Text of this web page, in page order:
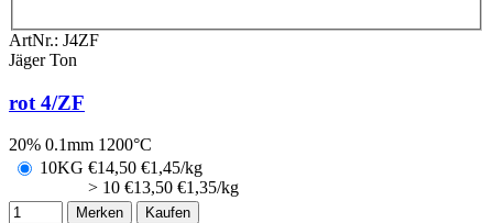
ArtNr.: J4ZF
Jäger Ton
rot 4/ZF
20% 0.1mm 1200°C
10KG €14,50 €1,45/kg
> 10 €13,50 €1,35/kg
Merken Kaufen